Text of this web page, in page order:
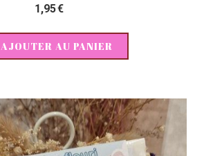
1,95€
AJOUTER AU PANIER